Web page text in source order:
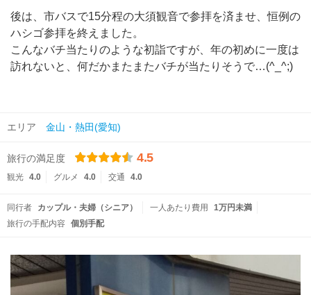
後は、市バスで15分程の大須観音で参拝を済ませ、恒例の
ハシゴ参拝を終えました。
こんなバチ当たりのような初詣ですが、年の初めに一度は
訪れないと、何だかまたまたバチが当たりそうで…(^_^;)
エリア 金山・熱田(愛知)
旅行の満足度 4.5
観光 4.0 グルメ 4.0 交通 4.0
同行者 カップル・夫婦（シニア） 一人あたり費用
1万円未満
旅行の手配内容
個別手配